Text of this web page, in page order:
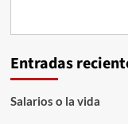
Entradas
Salarios o la vida